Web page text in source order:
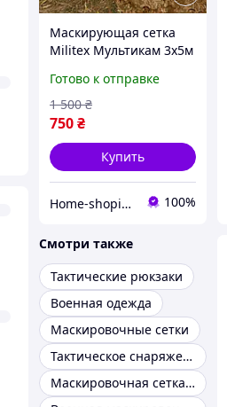
Маскирующая сетка
Militex Мультикам 3х5м
Готово к отправке
750₴
1 500 ₴
Купить
Home-shopinng 100%
Смотри также
Тактические рюкзаки
Военная одежда
Маскировочные сетки
Тактическое снаряжение
Маскировочная сетка для машины